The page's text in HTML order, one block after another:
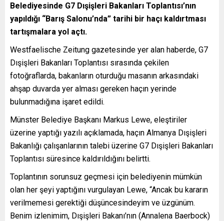
Belediyesinde G7 Dışişleri Bakanları Toplantısı’nın
yapıldığı “Barış Salonu’nda” tarihi bir haçı kaldırtması
tartışmalara yol açtı.
Westfaelische Zeitung gazetesinde yer alan haberde, G7
Dışişleri Bakanları Toplantısı sırasında çekilen
fotoğraflarda, bakanların oturduğu masanın arkasındaki
ahşap duvarda yer alması gereken haçın yerinde
bulunmadığına işaret edildi.
Münster Belediye Başkanı Markus Lewe, eleştiriler
üzerine yaptığı yazılı açıklamada, haçın Almanya Dışişleri
Bakanlığı çalışanlarının talebi üzerine G7 Dışişleri Bakanları
Toplantısı süresince kaldırıldığını belirtti.
Toplantının sorunsuz geçmesi için belediyenin mümkün
olan her şeyi yaptığını vurgulayan Lewe, “Ancak bu kararın
verilmemesi gerektiği düşüncesindeyim ve üzgünüm.
Benim izlenimim, Dışişleri Bakanı’nın (Annalena Baerbock)